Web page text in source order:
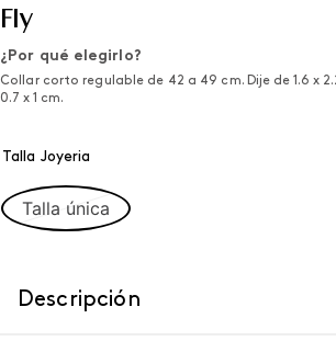
Fly
¿Por qué elegirlo?
Collar corto regulable de 42 a 49 cm. Dije de 1.6 x
0.7 x 1 cm.
Talla Joyeria
Talla única
Descripción